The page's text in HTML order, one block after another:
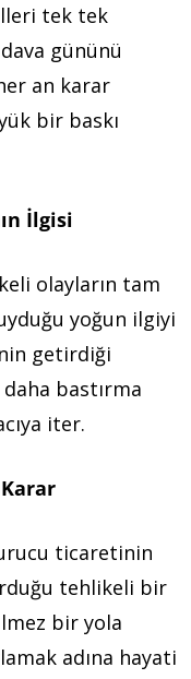
tek tek
gününü
an karar
bir baskı
İlgisi
olayların tam
yoğun ilgiyi
getirdiği
bastırma
iter.
ticaretinin
tehlikeli bir
bir yola
adına hayati